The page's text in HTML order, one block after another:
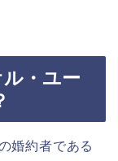
・ユー
婚約者である